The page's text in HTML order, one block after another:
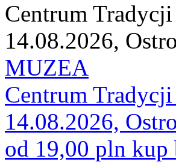
Centrum
14.08.2026,
MUZEA
Centrum
14.08.2026,
od 19,00 pln kup